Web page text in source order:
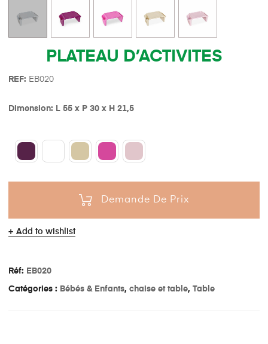
PLATEAU D’ACTIVITES
REF: EB020
Dimension: L 55 x P 30 x H 21,5
Demande De Prix
Add to wishlist
Réf: EB020
Catégories : Bébés & Enfants, chaise et table, Table